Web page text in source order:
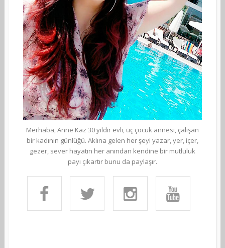
Merhaba, Anne Kaz 30 yıldır evli, üç çocuk annesi, çalışan
bir kadının günlüğü. Aklına gelen her şeyi yazar, yer, içer,
gezer, sever hayatın her anından kendine bir mutluluk
payı çıkartır bunu da paylaşır.